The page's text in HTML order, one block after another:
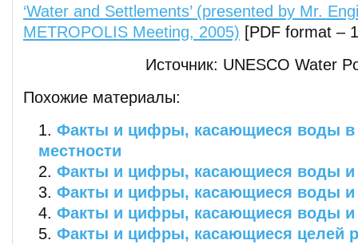
‘Water and Settlements’ (presented by Mr.
METROPOLIS Meeting, 2005) [PDF format –
Источник: UNESCO Water
Похожие материалы:
Факты и цифры, касающиеся воды в
местности
Факты и цифры, касающиеся воды и
Факты и цифры, касающиеся воды и
Факты и цифры, касающиеся воды
Факты и цифры, касающиеся целей